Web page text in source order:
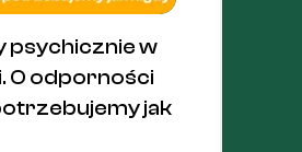
psychicznie w
O odporności
jak